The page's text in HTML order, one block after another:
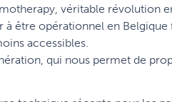
véritable révolution
être opérationnel en
accessibles.
qui nous permet de